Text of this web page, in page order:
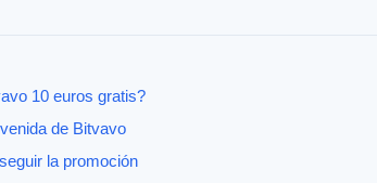
10 euros gratis?
de Bitvavo
la promoción